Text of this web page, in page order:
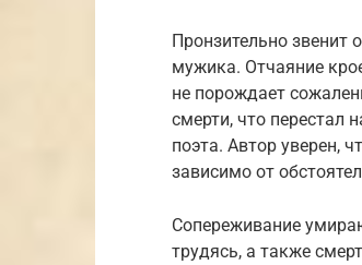
Пронзительно звенит
мужика. Отчаяние
не порождает
смерти, что перестал
поэта. Автор уверен,
зависимо от
Сопереживание
трудясь, а также